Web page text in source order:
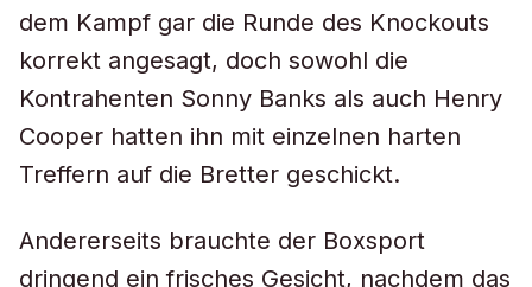
dem Kampf gar die Runde des Knockouts
korrekt angesagt, doch sowohl die
Kontrahenten Sonny Banks als auch Henry
Cooper hatten ihn mit einzelnen harten
Treffern auf die Bretter geschickt.
Andererseits brauchte der Boxsport
dringend ein frisches Gesicht, nachdem das